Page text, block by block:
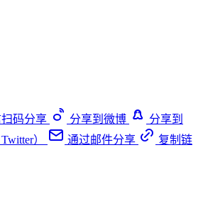
码分享
分享到微博
分享到
） 通过邮件分享
复制链